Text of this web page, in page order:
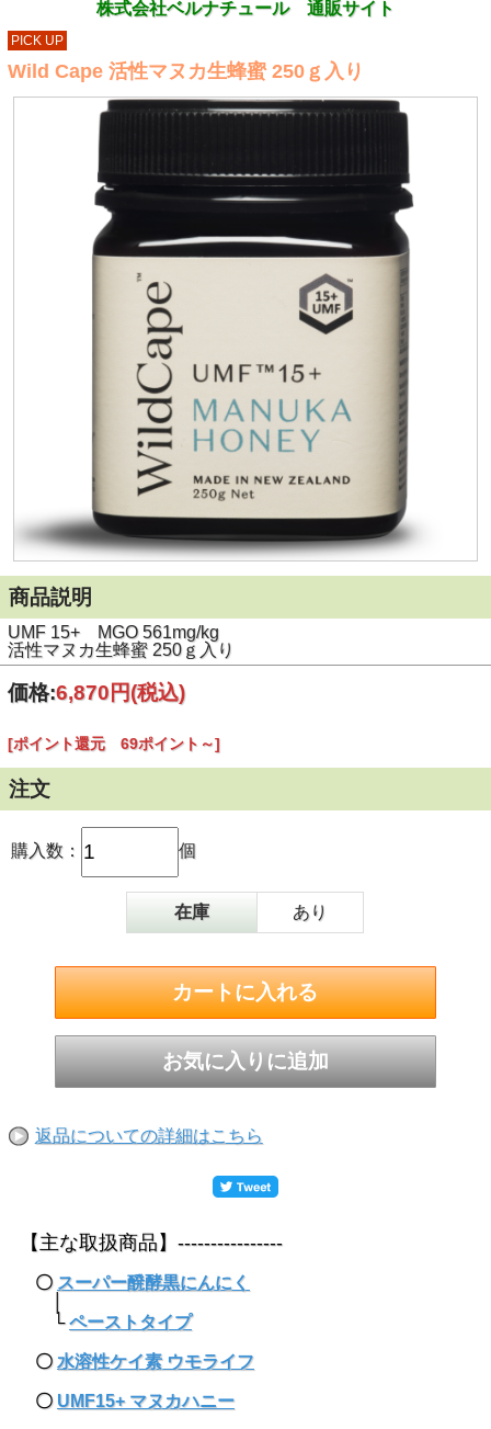
株式会社ベルナチュール 通販サイト
PICK UP
Wild Cape 活性マヌカ生蜂蜜 250ｇ入り
商品説明
UMF 15+ MGO 561mg/kg
活性マヌカ生蜂蜜 250ｇ入り
価格:6,870円(税込)
[ポイント還元 69ポイント～]
注文
購入数： 個
在庫 あり
返品についての詳細はこちら
【主な取扱商品】----------------
〇 スーパー醗酵黒にんにく
└ペーストタイプ
〇 水溶性ケイ素 ウモライフ
〇 UMF15+ マヌカハニー